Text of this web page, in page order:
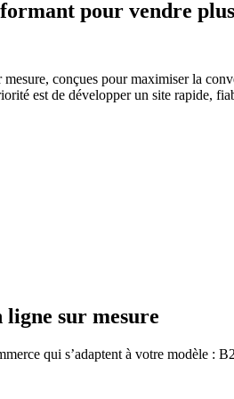
pour vendre
mesure, conçues pour maximiser la
est de développer un site rapide,
sur mesure
qui s’adaptent à votre modèle